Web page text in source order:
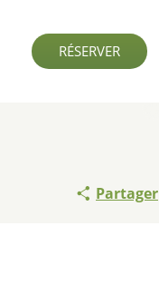
RÉSERVER
Partager